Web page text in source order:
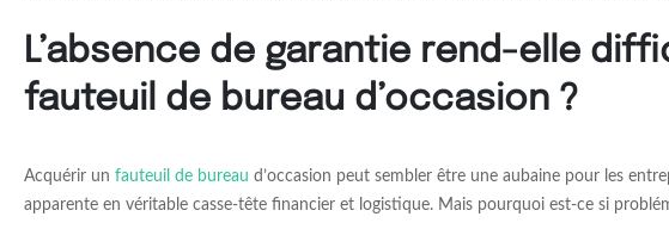
L’absence de garantie rend-elle
fauteuil de bureau d’occasion ?
Acquérir un fauteuil de bureau d’occasion peut sembler être une aubaine pour les
apparente en véritable casse-tête financier et logistique. Mais pourquoi est-ce si